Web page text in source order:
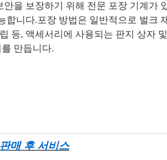
안을 보장하기 위해 전문 포장 기계가
합니다.포장 방법은 일반적으로 벌크
등, 액세서리에 사용되는 판지 상자
만듭니다.
매 후 서비스